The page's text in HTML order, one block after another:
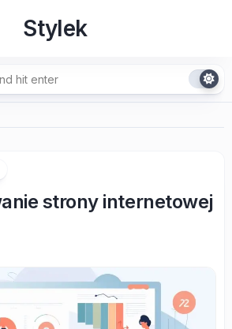
Stylek
strony internetowej